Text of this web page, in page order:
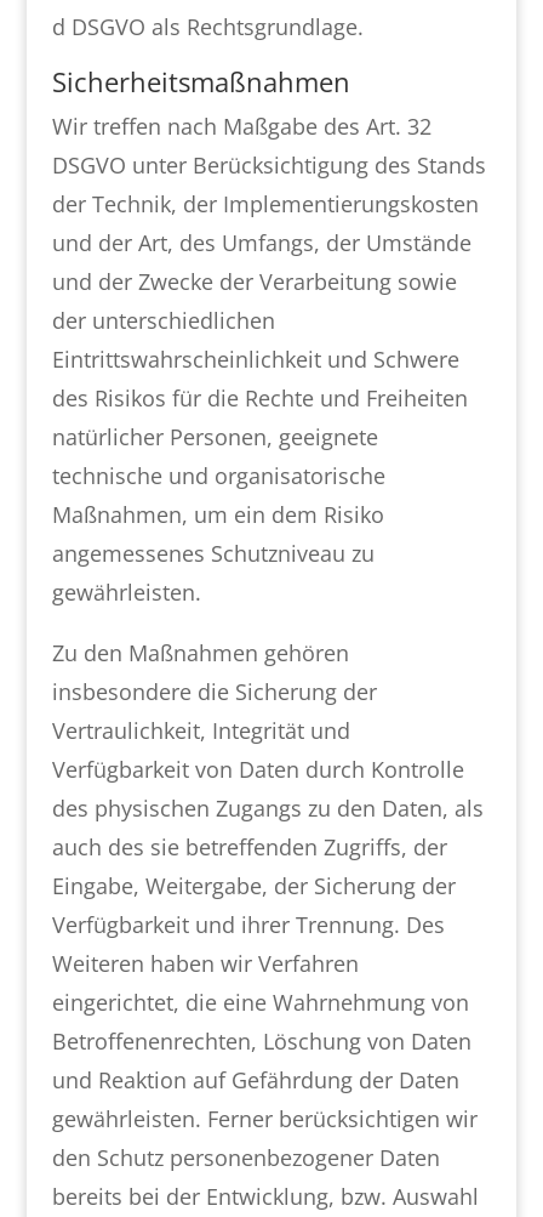
d DSGVO als Rechtsgrundlage.
Sicherheitsmaßnahmen
Wir treffen nach Maßgabe des Art. 32
DSGVO unter Berücksichtigung des Stands
der Technik, der Implementierungskosten
und der Art, des Umfangs, der Umstände
und der Zwecke der Verarbeitung sowie
der unterschiedlichen
Eintrittswahrscheinlichkeit und Schwere
des Risikos für die Rechte und Freiheiten
natürlicher Personen, geeignete
technische und organisatorische
Maßnahmen, um ein dem Risiko
angemessenes Schutzniveau zu
gewährleisten.
Zu den Maßnahmen gehören
insbesondere die Sicherung der
Vertraulichkeit, Integrität und
Verfügbarkeit von Daten durch Kontrolle
des physischen Zugangs zu den Daten, als
auch des sie betreffenden Zugriffs, der
Eingabe, Weitergabe, der Sicherung der
Verfügbarkeit und ihrer Trennung. Des
Weiteren haben wir Verfahren
eingerichtet, die eine Wahrnehmung von
Betroffenenrechten, Löschung von Daten
und Reaktion auf Gefährdung der Daten
gewährleisten. Ferner berücksichtigen wir
den Schutz personenbezogener Daten
bereits bei der Entwicklung, bzw. Auswahl